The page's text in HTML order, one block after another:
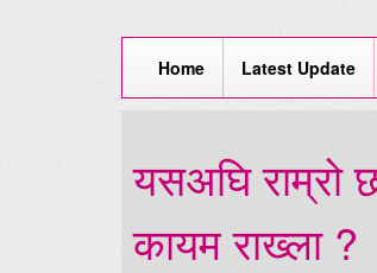
Home Latest Update
यसअघि राम्रो
कायम राख्ला ?